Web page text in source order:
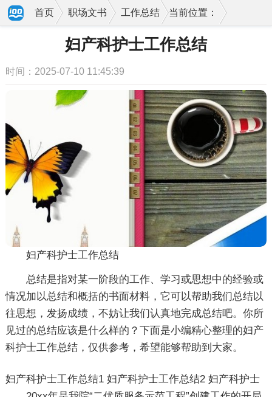
当前位置：
首页 职场文书 工作总结
妇产科护士工作总结
时间：2025-07-10 11:45:39
妇产科护士工作总结
总结是指对某一阶段的工作、学习或思想中的经验或
情况加以总结和概括的书面材料，它可以帮助我们总结以
往思想，发扬成绩，不妨让我们认真地完成总结吧。你所
见过的总结应该是什么样的？下面是小编精心整理的妇产
科护士工作总结，仅供参考，希望能够帮助到大家。
妇产科护士工作总结1 妇产科护士工作总结2 妇产科护士